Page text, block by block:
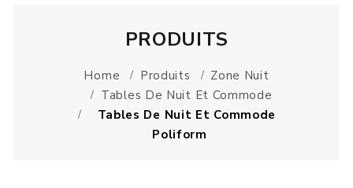
PRODUITS
Home Produits
Zone Nuit
Tables De Nuit Et Commode
Tables De Nuit Et Commode
Poliform